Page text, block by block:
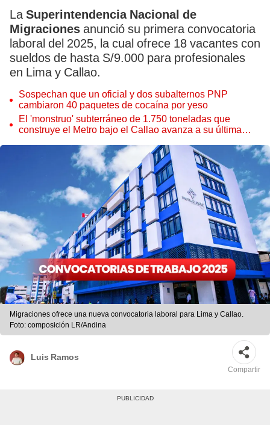
La Superintendencia Nacional de
Migraciones anunció su primera convocatoria
laboral del 2025, la cual ofrece 18 vacantes con
sueldos de hasta S/9.000 para profesionales
en Lima y Callao.
Sospechan que un oficial y dos subalternos PNP
cambiaron 40 paquetes de cocaína por yeso
El 'monstruo' subterráneo de 1.750 toneladas que
construye el Metro bajo el Callao avanza a su última
Migraciones ofrece una nueva convocatoria laboral para Lima y Callao.
Foto: composición LR/Andina
Luis Ramos
Compartir